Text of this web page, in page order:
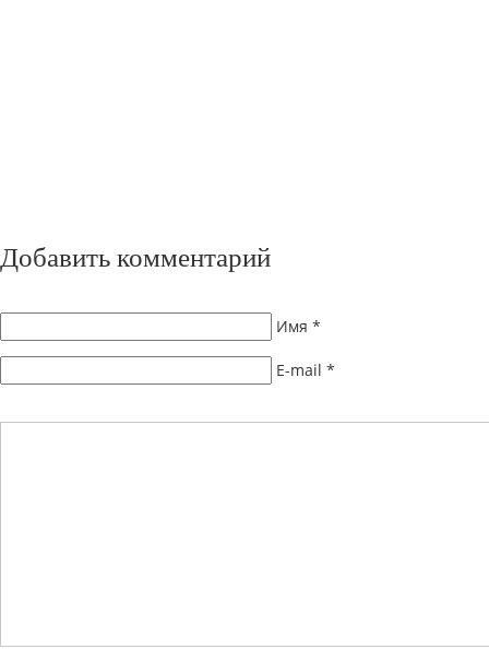
Добавить комментарий
Имя *
E-mail *